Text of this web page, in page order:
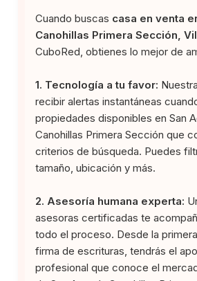
Cuando buscas casa en venta
Canohillas Primera Sección,
CuboRed, obtienes lo mejor de
1. Tecnología a tu favor:
recibir alertas instantáneas
propiedades disponibles en San
Canohillas Primera Sección que
criterios de búsqueda. Puedes
tamaño, ubicación y más.
2. Asesoría humana experta:
asesoras certificadas te
todo el proceso. Desde la
firma de escrituras, tendrás el
profesional que conoce el